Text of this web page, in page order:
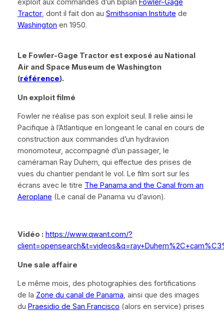
exploit aux commandes d’un biplan Fowler-Gage
Tractor, dont il fait don au Smithsonian Institute de
Washington en 1950.
Le Fowler-Gage Tractor est exposé au National
Air and Space Museum de Washington
(référence).
Un exploit filmé
Fowler ne réalise pas son exploit seul. Il relie ainsi le
Pacifique à l’Atlantique en longeant le canal en cours de
construction aux commandes d’un hydravion
monomoteur, accompagné d’un passager, le
caméraman Ray Duhem, qui effectue des prises de
vues du chantier pendant le vol. Le film sort sur les
écrans avec le titre The Panama and the Canal from an
Aeroplane (Le canal de Panama vu d’avion).
Vidéo : https://www.qwant.com/?
Une sale affaire
Le même mois, des photographies des fortifications
de la Zone du canal de Panama, ainsi que des images
du Praesidio de San Francisco (alors en service) prises